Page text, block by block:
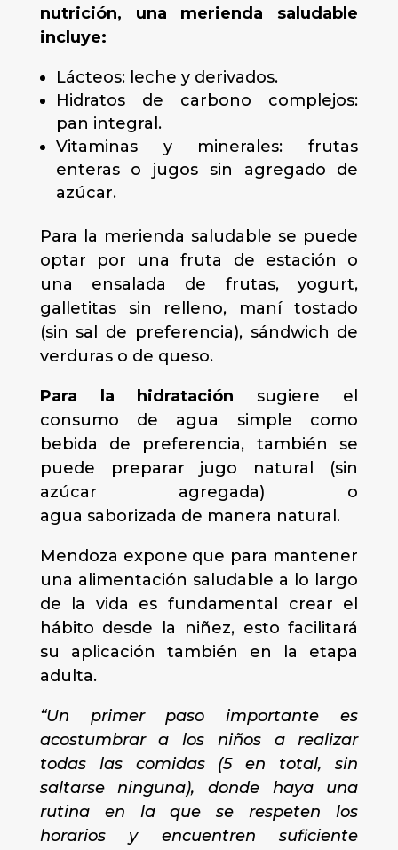
nutrición, una merienda saludable
incluye:
Lácteos: leche y derivados.
Hidratos de carbono complejos:
pan integral.
Vitaminas y minerales: frutas
enteras o jugos sin agregado de
azúcar.
Para la merienda saludable se puede
optar por una fruta de estación o
una ensalada de frutas, yogurt,
galletitas sin relleno, maní tostado
(sin sal de preferencia), sándwich de
verduras o de queso.
Para la hidratación sugiere el
consumo de agua simple como
bebida de preferencia, también se
puede preparar jugo natural (sin
azúcar agregada) o
agua saborizada de manera natural.
Mendoza expone que para mantener
una alimentación saludable a lo largo
de la vida es fundamental crear el
hábito desde la niñez, esto facilitará
su aplicación también en la etapa
adulta.
“Un primer paso importante es
acostumbrar a los niños a realizar
todas las comidas (5 en total, sin
saltarse ninguna), donde haya una
rutina en la que se respeten los
horarios y encuentren suficiente